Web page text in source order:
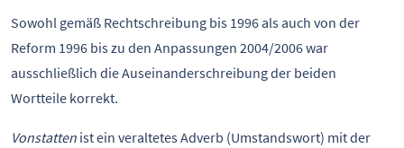
Sowohl gemäß Rechtschreibung bis 1996 als auch von der
Reform 1996 bis zu den Anpassungen 2004/2006 war
ausschließlich die Auseinanderschreibung der beiden
Wortteile korrekt.
Vonstatten ist ein veraltetes Adverb (Umstandswort) mit der